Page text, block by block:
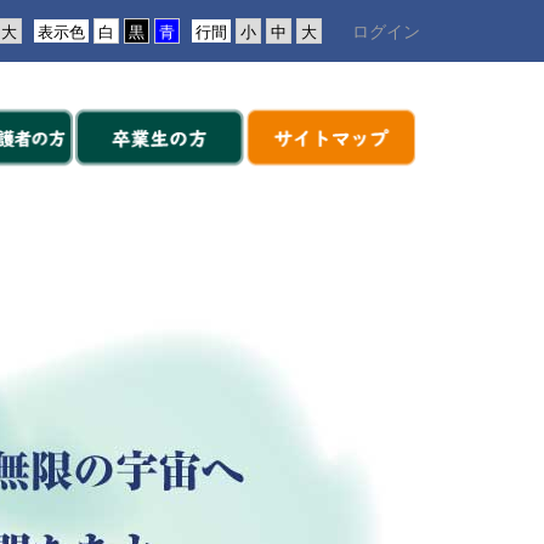
行間
表示色 ログイン